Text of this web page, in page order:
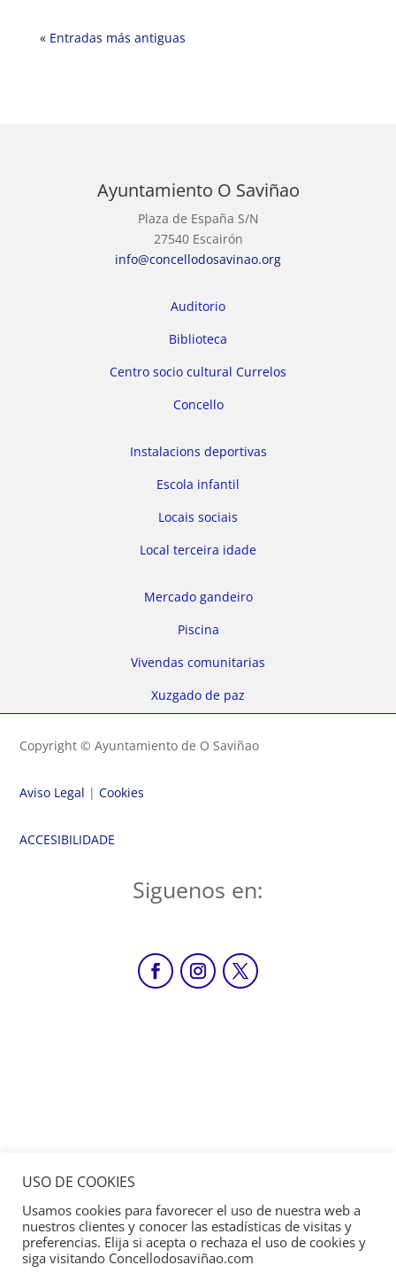
« Entradas más antiguas
Ayuntamiento O Saviñao
Plaza de España S/N
27540 Escairón
info@concellodosavinao.org
Auditorio
Biblioteca
Centro socio cultural Currelos
Concello
Instalacions deportivas
Escola infantil
Locais sociais
Local terceira idade
Mercado gandeiro
Piscina
Vivendas comunitarias
Xuzgado de paz
Copyright © Ayuntamiento de O Saviñao
Aviso Legal |Cookies
ACCESIBILIDADE
Siguenos en:
USO DE COOKIES
Usamos cookies para favorecer el uso de nuestra web a
nuestros clientes y conocer las estadísticas de visitas y
preferencias. Elija si acepta o rechaza el uso de cookies y
siga visitando Concellodosaviñao.com